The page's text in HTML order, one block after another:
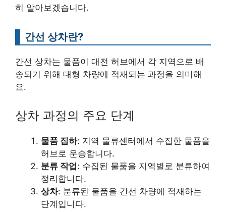
히 알아보겠습니다.
간선 상차란?
간선 상차는 물품이 대전 허브에서 각 지역으로 배
송되기 위해 대형 차량에 적재되는 과정을 의미해
요.
상차 과정의 주요 단계
물품 집하: 지역 물류센터에서 수집한 물품을
허브로 운송합니다.
분류 작업: 수집된 물품을 지역별로 분류하여
정리합니다.
상차: 분류된 물품을 간선 차량에 적재하는
단계입니다.